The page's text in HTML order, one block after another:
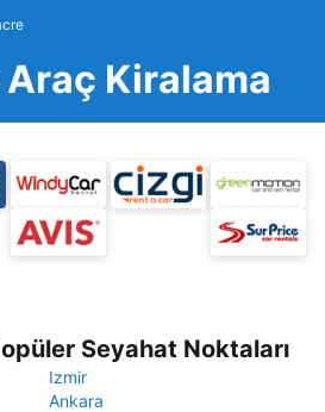
Kiralama
Seyahat Noktaları
Izmir
Ankara